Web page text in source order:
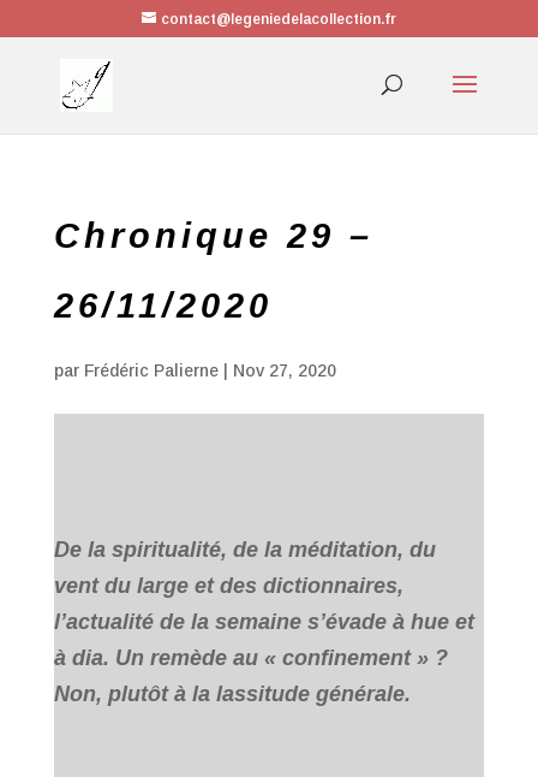
contact@legeniedelacollection.fr
Chronique 29 –
26/11/2020
par Frédéric Palierne| Nov 27, 2020
De la spiritualité, de la méditation, du
vent du large et des dictionnaires,
l’actualité de la semaine s’évade à hue et
à dia. Un remède au « confinement » ?
Non, plutôt à la lassitude générale.